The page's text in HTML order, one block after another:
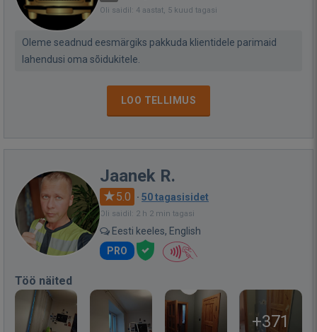
Oli saidil: 4 aastat, 5 kuud tagasi
Oleme seadnud eesmärgiks pakkuda klientidele parimaid
lahendusi oma sõidukitele.
LOO TELLIMUS
Jaanek R.
5.0 · 50 tagasisidet
Oli saidil: 2 h 2 min tagasi
Eesti keeles, English
PRO
Töö näited
+371